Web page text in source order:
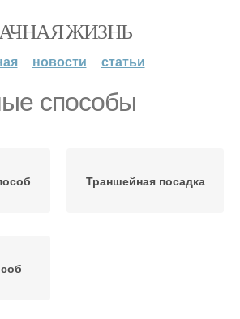
ЖИЗНЬ
новости статьи
способы
Траншейная посадка